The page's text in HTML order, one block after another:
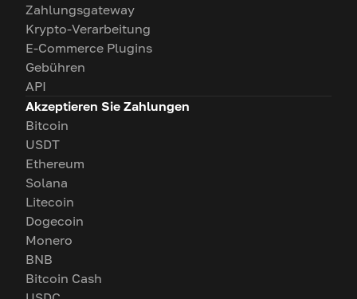
Zahlungsgateway
Krypto-Verarbeitung
E-Commerce Plugins
Gebühren
API
Akzeptieren Sie Zahlungen
Bitcoin
USDT
Ethereum
Solana
Litecoin
Dogecoin
Monero
BNB
Bitcoin Cash